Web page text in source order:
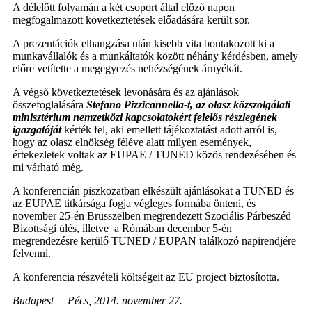
A délelőtt folyamán a két csoport által előző napon
megfogalmazott következtetések előadására került sor.
A prezentációk elhangzása után kisebb vita bontakozott ki a
munkavállalók és a munkáltatók között néhány kérdésben, amely
előre vetítette a megegyezés nehézségének árnyékát.
A végső következtetések levonására és az ajánlások
összefoglalására Stefano Pizzicannella-t, az olasz közszolgálati
minisztérium nemzetközi kapcsolatokért felelős részlegének
igazgatójátkérték fel, aki emellett tájékoztatást adott arról is,
hogy az olasz elnökség féléve alatt milyen események,
értekezletek voltak az EUPAE / TUNED közös rendezésében és
mi várható még.
A konferencián piszkozatban elkészült ajánlásokat a TUNED és
az EUPAE titkársága fogja végleges formába önteni, és
november 25-én Brüsszelben megrendezett Szociális Párbeszéd
Bizottsági ülés, illetve a Rómában december 5-én
megrendezésre kerülő TUNED / EUPAN találkozó napirendjére
felvenni.
A konferencia részvételi költségeit az EU project biztosította.
Budapest – Pécs, 2014. november 27.